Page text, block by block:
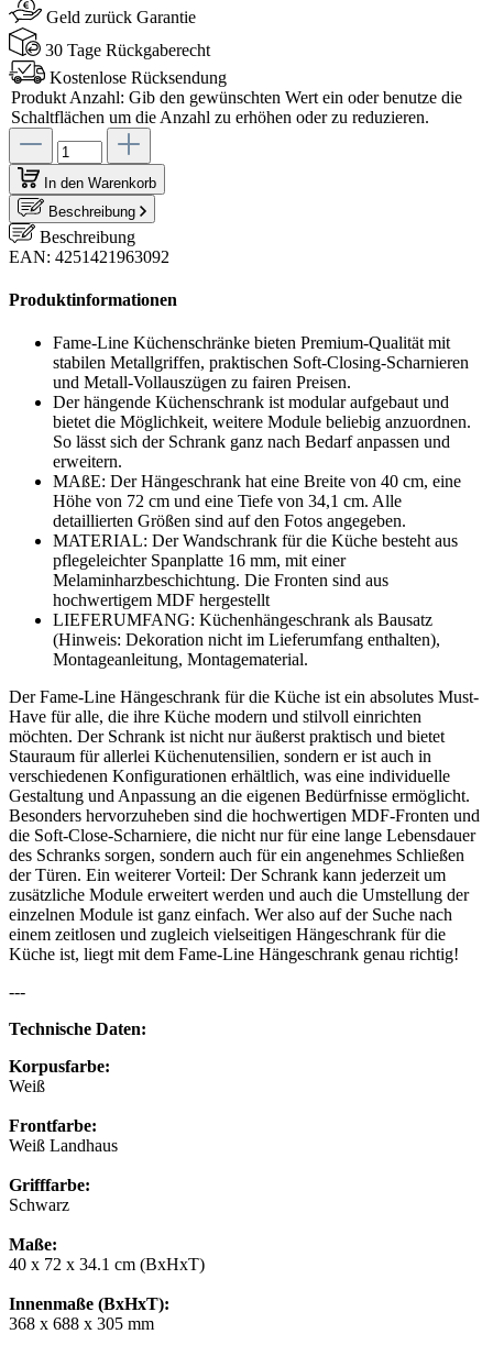
Geld zurück Garantie
30 Tage Rückgaberecht
Kostenlose Rücksendung
Produkt Anzahl: Gib den gewünschten Wert ein oder benutze die
Schaltflächen um die Anzahl zu erhöhen oder zu reduzieren.
In den Warenkorb
Beschreibung
Beschreibung
EAN: 4251421963092
Produktinformationen
Fame-Line Küchenschränke bieten Premium-Qualität mit
stabilen Metallgriffen, praktischen Soft-Closing-Scharnieren
und Metall-Vollauszügen zu fairen Preisen.
Der hängende Küchenschrank ist modular aufgebaut und
bietet die Möglichkeit, weitere Module beliebig anzuordnen.
So lässt sich der Schrank ganz nach Bedarf anpassen und
erweitern.
MAßE: Der Hängeschrank hat eine Breite von 40 cm, eine
Höhe von 72 cm und eine Tiefe von 34,1 cm. Alle
detaillierten Größen sind auf den Fotos angegeben.
MATERIAL: Der Wandschrank für die Küche besteht aus
pflegeleichter Spanplatte 16 mm, mit einer
Melaminharzbeschichtung. Die Fronten sind aus
hochwertigem MDF hergestellt
LIEFERUMFANG: Küchenhängeschrank als Bausatz
(Hinweis: Dekoration nicht im Lieferumfang enthalten),
Montageanleitung, Montagematerial.
Der Fame-Line Hängeschrank für die Küche ist ein absolutes Must-
Have für alle, die ihre Küche modern und stilvoll einrichten
möchten. Der Schrank ist nicht nur äußerst praktisch und bietet
Stauraum für allerlei Küchenutensilien, sondern er ist auch in
verschiedenen Konfigurationen erhältlich, was eine individuelle
Gestaltung und Anpassung an die eigenen Bedürfnisse ermöglicht.
Besonders hervorzuheben sind die hochwertigen MDF-Fronten und
die Soft-Close-Scharniere, die nicht nur für eine lange Lebensdauer
des Schranks sorgen, sondern auch für ein angenehmes Schließen
der Türen. Ein weiterer Vorteil: Der Schrank kann jederzeit um
zusätzliche Module erweitert werden und auch die Umstellung der
einzelnen Module ist ganz einfach. Wer also auf der Suche nach
einem zeitlosen und zugleich vielseitigen Hängeschrank für die
Küche ist, liegt mit dem Fame-Line Hängeschrank genau richtig!
---
Technische Daten:
Korpusfarbe:
Weiß
Frontfarbe:
Weiß Landhaus
Grifffarbe:
Schwarz
Maße:
40 x 72 x 34.1 cm (BxHxT)
Innenmaße (BxHxT):
368 x 688 x 305 mm